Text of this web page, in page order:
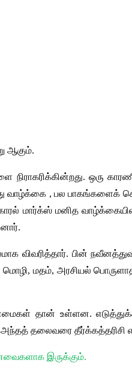
ஆகும்.
நிராகரிக்கின்றது. ஒரு
வாழ்க்கை , பல பாகங்களைக்
மார்க்ஸ் மனித
.
விவரித்தார். பின்
மொழி, மதம், அரசியல்
தான் உள்ளன.
அந்தத் தலைவரை தீர்க்கத்தரிசி
இருக்கும்.